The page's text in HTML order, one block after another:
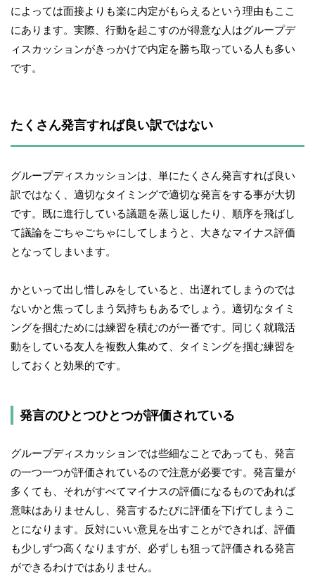
によっては面接よりも楽に内定がもらえるという理由もここ
にあります。実際、行動を起こすのが得意な人はグループデ
ィスカッションがきっかけで内定を勝ち取っている人も多い
です。
たくさん発言すれば良い訳ではない
グループディスカッションは、単にたくさん発言すれば良い
訳ではなく、適切なタイミングで適切な発言をする事が大切
です。既に進行している議題を蒸し返したり、順序を飛ばし
て議論をごちゃごちゃにしてしまうと、大きなマイナス評価
となってしまいます。
かといって出し惜しみをしていると、出遅れてしまうのでは
ないかと焦ってしまう気持ちもあるでしょう。適切なタイミ
ングを掴むためには練習を積むのが一番です。同じく就職活
動をしている友人を複数人集めて、タイミングを掴む練習を
しておくと効果的です。
発言のひとつひとつが評価されている
グループディスカッションでは些細なことであっても、発言
の一つ一つが評価されているので注意が必要です。発言量が
多くても、それがすべてマイナスの評価になるものであれば
意味はありませんし、発言するたびに評価を下げてしまうこ
とになります。反対にいい意見を出すことができれば、評価
も少しずつ高くなりますが、必ずしも狙って評価される発言
ができるわけではありません。